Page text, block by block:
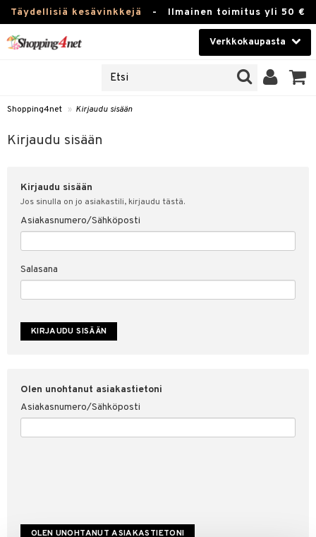
Täydellisiä kesävinkkejä - Ilmainen toimitus yli 50 €
Verkkokaupasta
Piilolinssit
Luontaistuotteet
Fitness
Koti & Sisustus
Lelut, Lapsi & Vauva
Tuotemerkkejä
Shopping4net » Kirjaudu sisään
Kirjaudu sisään
Kirjaudu sisään
Jos sinulla on jo asiakastili, kirjaudu tästä.
Asiakasnumero/Sähköposti
Salasana
Olen unohtanut asiakastietoni
Asiakasnumero/Sähköposti
sisään
& vastauksia
myyntiehdot
suojaus